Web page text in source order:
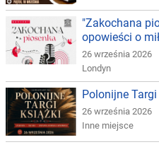
"Zakochana
opowieści o
26 września 2026
Londyn
Polonijne
26 września 2026
Inne miejsce